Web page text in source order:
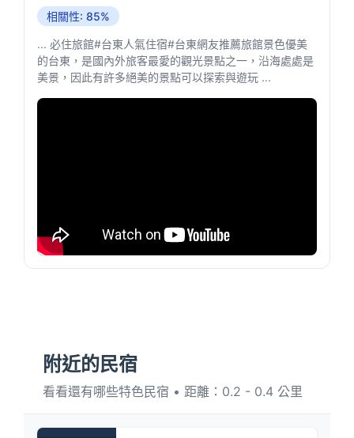
相關性: 85%
... 必住旅館#台東人氣住宿#台東網友推薦旅館景色優美
的台東，是國內外旅客最愛的觀光景點之一，沿海處處是
美景，因此有許多絕美的景點可以探索與遊玩 ...
附近的民宿
看看還有哪些特色民宿 • 距離：0.2 - 0.4 公里